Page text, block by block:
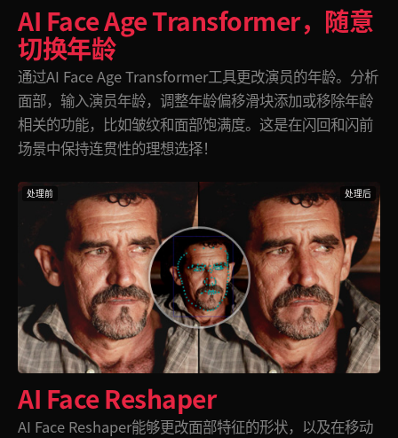
AI Face Age Transformer， 随意
切换年龄
通过AI Face Age Transformer工具更改演员的年龄。分析
面部，输入演员年龄，调整年龄偏移滑块添加或移除年龄
相关的功能，比如皱纹和面部饱满度。这是在闪回和闪前
场景中保持连贯性的理想选择！
处理前 处理后
AI Face Reshaper
AI Face Reshaper能够更改面部特征的形状，以及在移动